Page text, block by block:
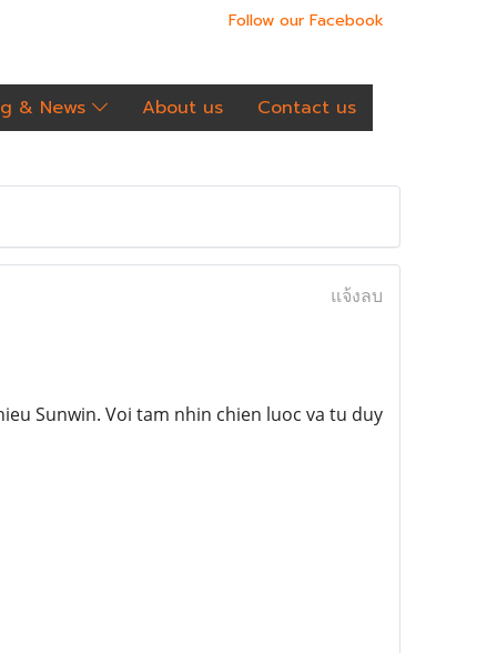
Follow our Facebook
& News About us Contact us
แจ้งลบ
Sunwin. Voi tam nhin chien luoc va tu duy